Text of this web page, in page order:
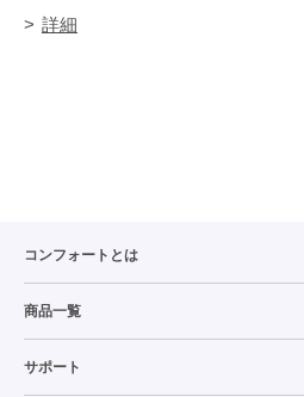
詳細
コンフォートとは
商品一覧
サポート